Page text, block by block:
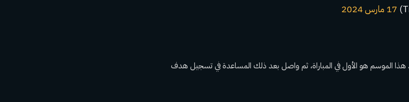
17 مارس 2024
هذا الموسم هو الأول في المباراة، ثم واصل بعد ذلك المساعدة في تسجيل هدف